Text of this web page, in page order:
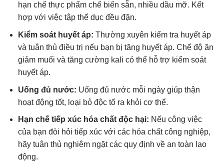
hạn chế thực phẩm chế biến sẵn, nhiều dầu mỡ. Kết
hợp với việc tập thể dục đều đặn.
Kiểm soát huyết áp: Thường xuyên kiểm tra huyết áp
và tuân thủ điều trị nếu bạn bị tăng huyết áp. Chế độ ăn
giảm muối và tăng cường kali có thể hỗ trợ kiểm soát
huyết áp.
Uống đủ nước: Uống đủ nước mỗi ngày giúp thận
hoạt động tốt, loại bỏ độc tố ra khỏi cơ thể.
Hạn chế tiếp xúc hóa chất độc hại: Nếu công việc
của bạn đòi hỏi tiếp xúc với các hóa chất công nghiệp,
hãy tuân thủ nghiêm ngặt các quy định về an toàn lao
động.